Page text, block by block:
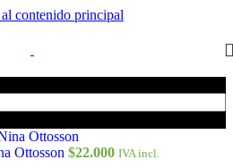
al contenido principal
Ottosson $22.000 IVA incl.